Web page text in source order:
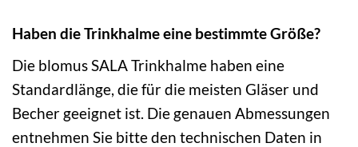
Haben die Trinkhalme eine bestimmte Größe?
Die blomus SALA Trinkhalme haben eine
Standardlänge, die für die meisten Gläser und
Becher geeignet ist. Die genauen Abmessungen
entnehmen Sie bitte den technischen Daten in